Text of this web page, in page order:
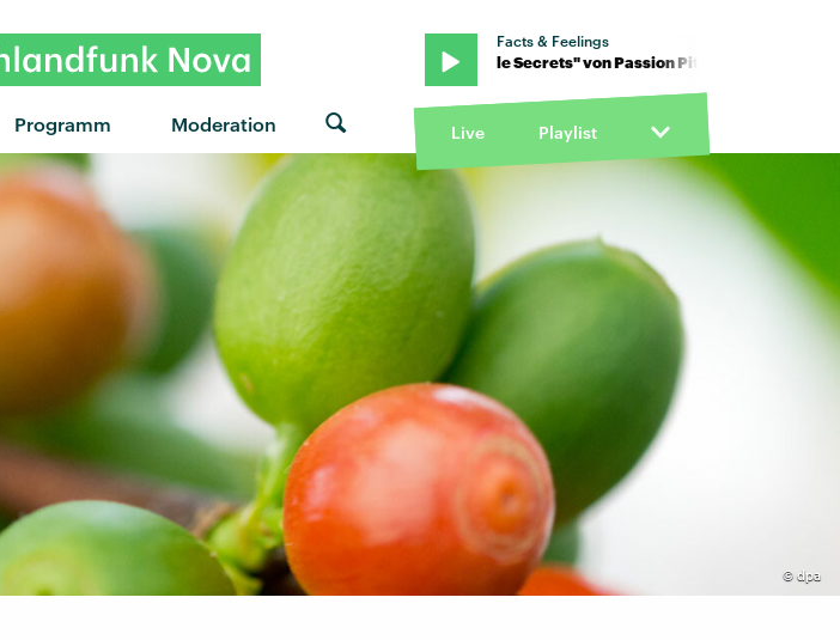
Programm Moderation
Facts & Feelings
"Little Secrets" von Passion Pit · "Little Secrets" von Passion Pit · "Little Secrets" von
Live Playlist
© dpa